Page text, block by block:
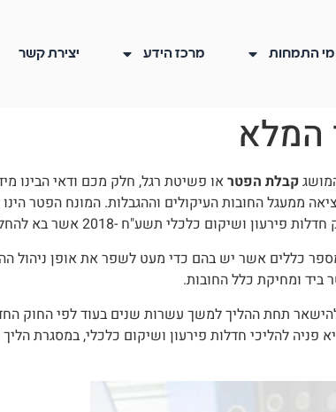
התמחות מרכז הידע יצירת קשר
המלא
קבלת הפטראו פשיטת רגל, חלק מכם ודאי הבינו
ממעגל החובות העיקולים וההגבלות. המונח הפטר
כללים אשר יש בהם כדי מעט לשפר את אופן ניהול
ביד ומחיקת כלל החובות.
תחת ההליך למשך עשרות שנים בעוד לפי החוק
להליכי חדלות פירעון ושיקום כלכלי, במסגרת